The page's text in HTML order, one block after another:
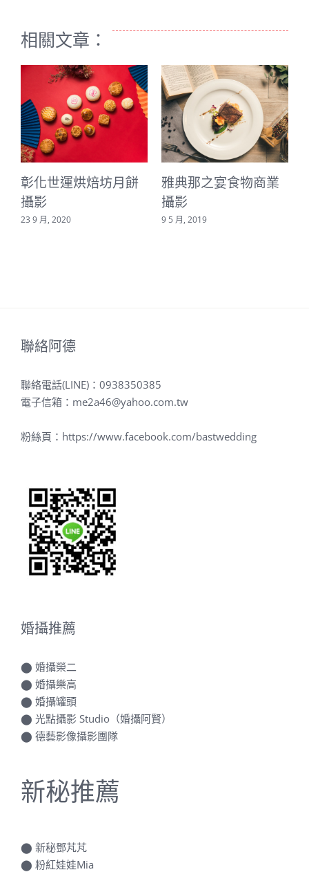
相關文章：
彰化世運烘焙坊月餅
攝影
23 9 月, 2020
雅典那之宴食物商業
攝影
9 5 月, 2019
聯絡阿德
聯絡電話(LINE)： 0938350385
電子信箱： me2a46@yahoo.com.tw
粉絲頁： https://www.facebook.com/bastwedding
婚攝推薦
⬤ 婚攝榮二
⬤ 婚攝樂高
⬤ 婚攝罐頭
⬤ 光點攝影 Studio（婚攝阿賢）
⬤ 德藝影像攝影團隊
新秘推薦
⬤ 新秘鄧芃芃
⬤ 粉紅娃娃Mia